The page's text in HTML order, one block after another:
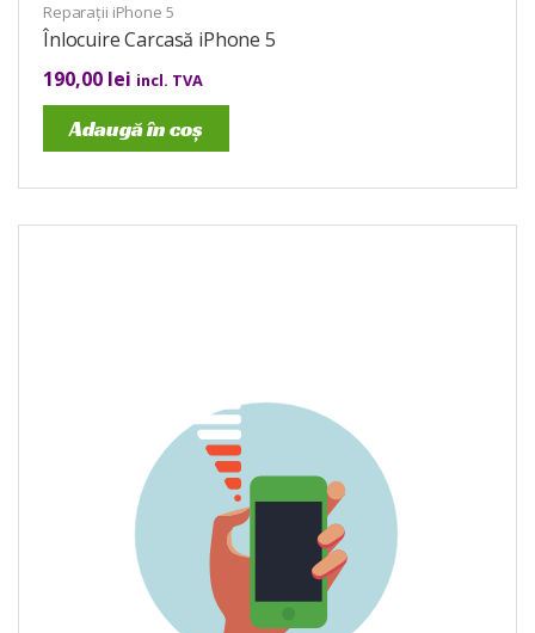
Reparații iPhone 5
Înlocuire Carcasă iPhone 5
190,00 lei incl. TVA
Adaugă în coș